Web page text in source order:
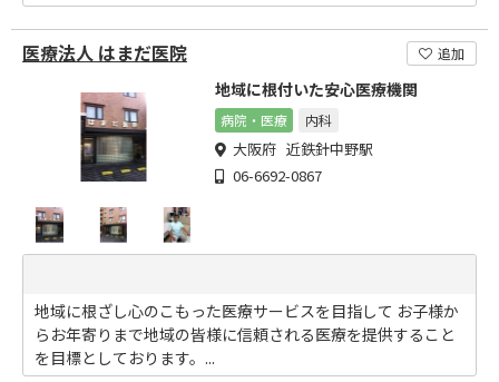
医療法人 はまだ医院 追加
地域に根付いた安心医療機関
病院・医療 内科
大阪府 近鉄針中野駅
06-6692-0867
地域に根ざし心のこもった医療サービスを目指して お子様か
らお年寄りまで地域の皆様に信頼される医療を提供すること
を目標としております。...